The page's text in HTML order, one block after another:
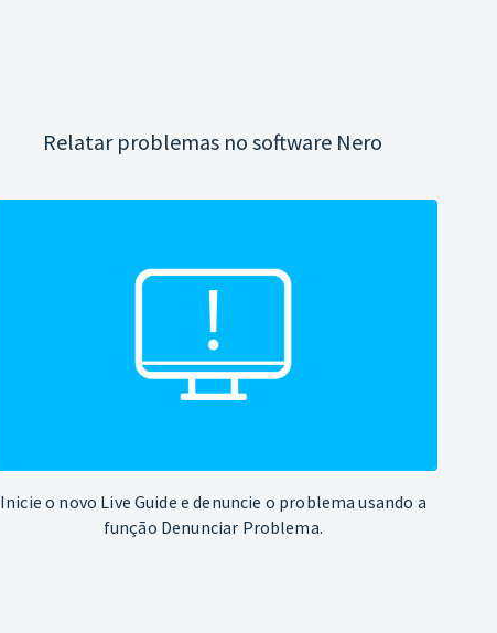
Relatar problemas no software Nero
Inicie o novo Live Guide e denuncie o problema usando a
função Denunciar Problema.